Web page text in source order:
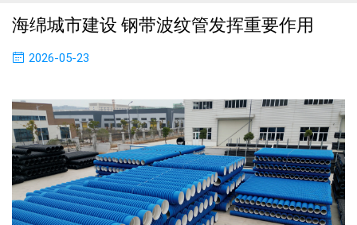
海绵城市建设 钢带波纹管发挥重要作用
2026-05-23